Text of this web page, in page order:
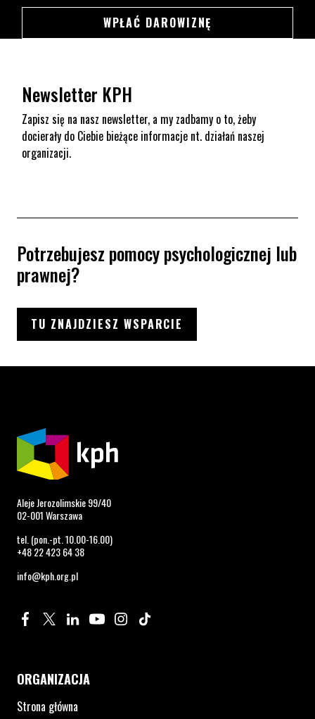
WPŁAĆ DAROWIZNĘ
Newsletter KPH
Zapisz się na nasz newsletter, a my zadbamy o to, żeby
docierały do Ciebie bieżące informacje nt. działań naszej
organizacji.
Potrzebujesz pomocy psychologicznej lub
prawnej?
TU ZNAJDZIESZ WSPARCIE
Aleje Jerozolimskie 99/40
02-001 Warszawa
tel. (pon.-pt. 10.00-16.00)
+48 22 423 64 38
info@kph.org.pl
Profil na Facebook. Strona otwiera się w nowym oknie.
Profil na Twitter. Strona otwiera się w nowym oknie.
Profil na LinkedIn. Strona otwiera się w nowym oknie.
Profil na YouTube. Strona otwiera się w nowym
Profil na Instagram. Strona otwiera się
ORGANIZACJA
Strona główna